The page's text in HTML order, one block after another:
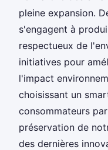
pleine expansion.
s'engagent à
respectueux de
initiatives pour
l'impact
choisissant un
consommateurs
préservation de
des dernières